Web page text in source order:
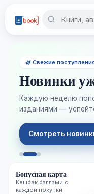
🌿 Свежие
Новинки
Каждую неделю
изданиями —
Смотреть
Бонусная карта
Кешбэк баллами с
каждой покупки